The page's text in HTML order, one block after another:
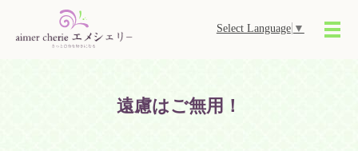
Select Language ▼
メ
遠慮はご無用！